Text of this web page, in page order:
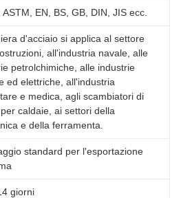
ASTM, EN, BS, GB, DIN, JIS ecc.
d'acciaio si applica al settore
all'industria navale, alle
petrolchimiche, alle industrie
ed elettriche, all'industria
e medica, agli scambiatori di
caldaie, ai settori della
e della ferramenta.
standard per l'esportazione
giorni